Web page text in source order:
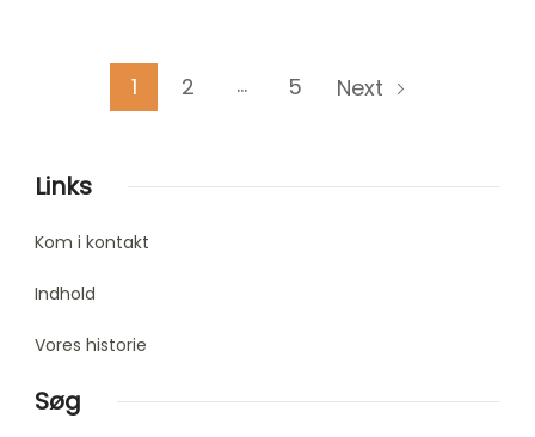
Page
1 Page
2 … Page
5 Next
Links
Kom i kontakt
Indhold
Vores historie
Søg